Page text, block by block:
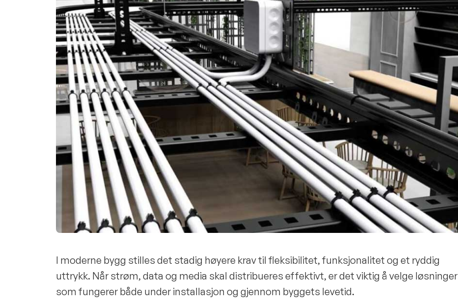
I moderne bygg stilles det stadig høyere krav til fleksibilitet, funksjonalitet og et ryddig
uttrykk. Når strøm, data og media skal distribueres effektivt, er det viktig å velge løsninger
som fungerer både under installasjon og gjennom byggets levetid.